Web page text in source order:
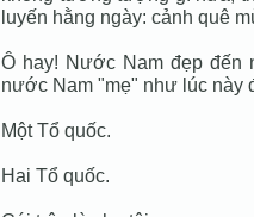
luyến hằng ngày: cảnh quê
Ô hay! Nước Nam đẹp đến
nước Nam "mẹ" như lúc này
Một Tổ quốc.
Hai Tổ quốc.